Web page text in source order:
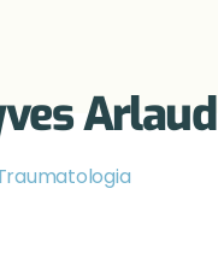
Arlaud